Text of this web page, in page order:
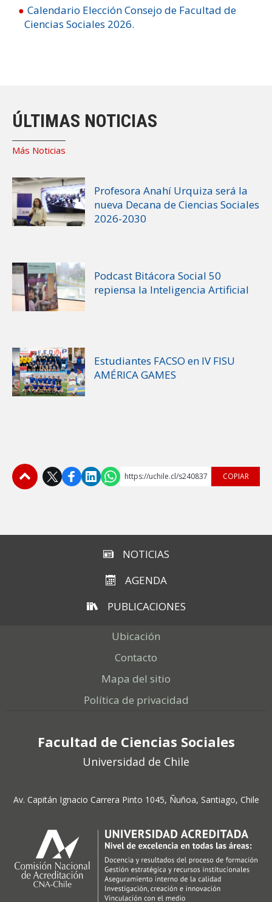
Calendario Elección Consejo de Facultad de
Ciencias Sociales 2026.
ÚLTIMAS NOTICIAS
Más Noticias
Profesora Anahí Urquiza será la
nueva Decana de Ciencias Sociales
2026-2030
Podcast Bitácora Social 50
repiensa la Inteligencia Artificial
Estudiantes FACSO en IV FISU
AMÉRICA GAMES
https://uchile.cl/s240837 COPIAR
NOTICIAS
AGENDA
PUBLICACIONES
Ubicación
Contacto
Mapa del sitio
Política de privacidad
Facultad de Ciencias Sociales
Universidad de Chile
Av. Capitán Ignacio Carrera Pinto 1045, Ñuñoa, Santiago, Chile